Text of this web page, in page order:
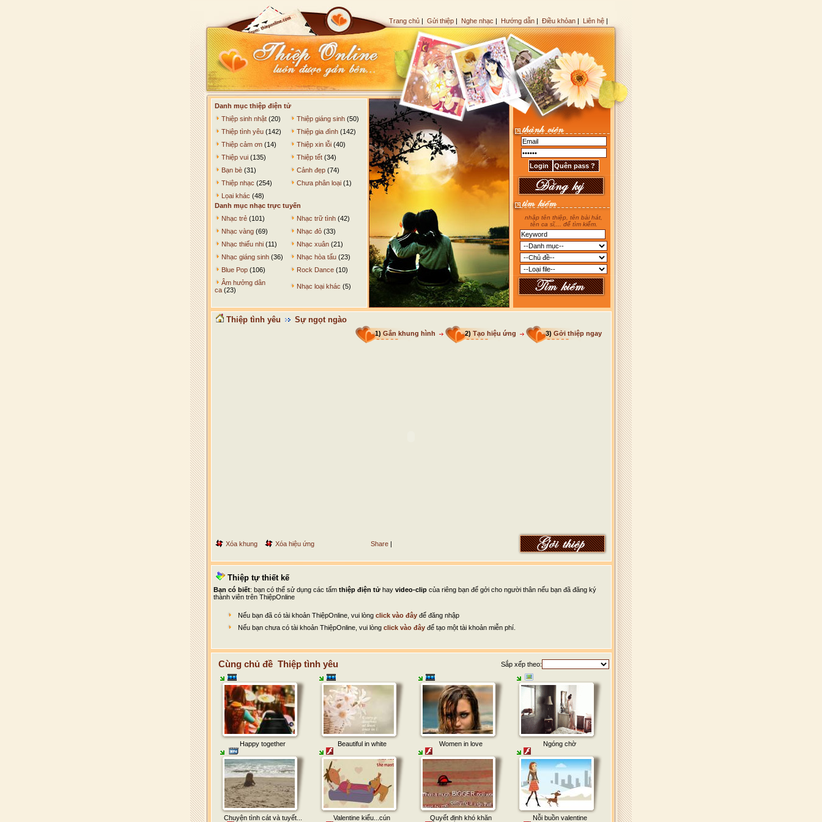
Trang chủ | Gửi thiệp | Nghe nhạc | Hướng dẫn | Điều khỏan | Liên hệ |
Danh mục thiệp điện tử
Thiệp sinh nhật (20) Thiệp giáng sinh (50)
Thiệp tình yêu (142) Thiệp gia đình (142)
Thiệp cảm ơn (14) Thiệp xin lỗi (40)
Thiệp vui (135) Thiệp tết (34)
Bạn bè (31) Cảnh đẹp (74)
Thiệp nhạc (254) Chưa phân loại (1)
Lọai khác (48)
Danh mục nhạc trực tuyến
Nhạc trẻ (101) Nhạc trữ tình (42)
Nhạc vàng (69) Nhạc đỏ (33)
Nhạc thiếu nhi (11) Nhạc xuân (21)
Nhạc giáng sinh (36) Nhạc hòa tấu (23)
Blue Pop (106) Rock Dance (10)
Âm hưởng dân
ca (23) Nhạc loại khác (5)
nhập tên thiệp, tên bài hát,
tên ca sĩ,... để tìm kiếm.
Thiệp tình yêu Sự ngọt ngào
1) Gắn khung hình 2) Tạo hiệu ứng 3) Gởi thiệp ngay
Xóa khung Xóa hiệu ứng Share |
Thiệp tự thiết kế
Bạn có biết: bạn có thể sử dụng các tấm thiệp điện tửhay video-clipcủa riêng bạn để gởi cho người thân nếu bạn đã đăng ký
thành viên trên ThiệpOnline
Nếu bạn đã có tài khoản ThiệpOnline, vui lòng click vào đâyđể đăng nhập
Nếu bạn chưa có tài khoản ThiệpOnline, vui lòng click vào đâyđể tạo một tài khoản miễn phí.
Cùng chủ đề Thiệp tình yêu Sắp xếp theo:
Happy together Beautiful in white Women in love Ngóng chờ
Chuyện tình cát và tuyết... Valentine kiểu...cún Quyết định khó khăn Nỗi buồn valentine